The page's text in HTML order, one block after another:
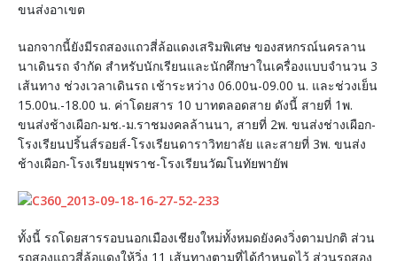
ขนส่งอาเขต
นอกจากนี้ยังมีรถสองแถวสี่ล้อแดงเสริมพิเศษ ของสหกรณ์นครลาน
นาเดินรถ จำกัด สำหรับนักเรียนและนักศึกษาในเครื่องแบบจำนวน 3
เส้นทาง ช่วงเวลาเดินรถ เช้าระหว่าง 06.00น-09.00 น. และช่วงเย็น
15.00น.-18.00 น. ค่าโดยสาร 10 บาทตลอดสาย ดังนี้ สายที่ 1พ.
ขนส่งช้างเผือก-มช.-ม.ราชมงคลล้านนา, สายที่ 2พ. ขนส่งช่างเผือก-
โรงเรียนปริ้นส์รอยส์-โรงเรียนดาราวิทยาลัย และสายที่ 3พ. ขนส่ง
ช้างเผือก-โรงเรียนยุพราช-โรงเรียนวัฒโนทัยพายัพ
ทั้งนี้ รถโดยสารรอบนอกเมืองเชียงใหม่ทั้งหมดยังคงวิ่งตามปกติ ส่วน
รถสองแถวสี่ล้อแดงให้วิ่ง 11 เส้นทางตามที่ได้กำหนดไว้ ส่วนรถสอง